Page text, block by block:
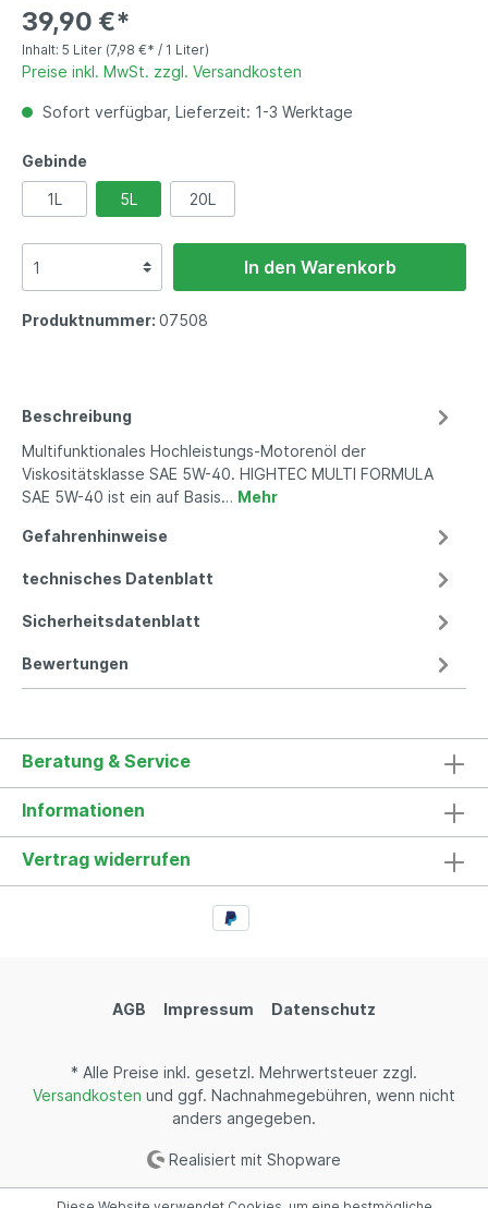
39,90 €*
Inhalt: 5 Liter (7,98 €* / 1 Liter)
Preise inkl. MwSt. zzgl. Versandkosten
Sofort verfügbar, Lieferzeit: 1-3 Werktage
Gebinde
1L 5L 20L
In den Warenkorb
Produktnummer: 07508
Beschreibung
Multifunktionales Hochleistungs-Motorenöl der
Viskositätsklasse SAE 5W-40. HIGHTEC MULTI FORMULA
SAE 5W-40 ist ein auf Basis… Mehr
Gefahrenhinweise
technisches Datenblatt
Sicherheitsdatenblatt
Bewertungen
Beratung & Service
Informationen
Vertrag widerrufen
AGB Impressum Datenschutz
* Alle Preise inkl. gesetzl. Mehrwertsteuer zzgl.
Versandkosten und ggf. Nachnahmegebühren, wenn nicht
anders angegeben.
Realisiert mit Shopware